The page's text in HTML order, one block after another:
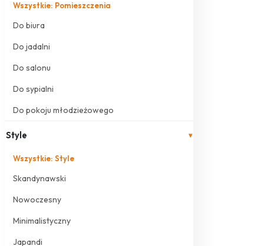
Wszystkie: Pomieszczenia
Do biura
Do jadalni
Do salonu
Do sypialni
Do pokoju młodzieżowego
Style ▾
Wszystkie: Style
Skandynawski
Nowoczesny
Minimalistyczny
Japandi